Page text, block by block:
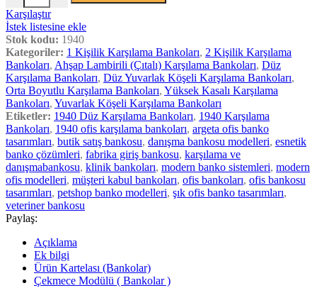
Karşılaştır
İstek listesine ekle
Stok kodu: 1940
Kategoriler: 1 Kişilik Karşılama Bankoları, 2 Kişilik Karşılama
Bankoları, Ahşap Lambirili (Çıtalı) Karşılama Bankoları, Düz
Karşılama Bankoları, Düz Yuvarlak Köşeli Karşılama Bankoları,
Orta Boyutlu Karşılama Bankoları, Yüksek Kasalı Karşılama
Bankoları, Yuvarlak Köşeli Karşılama Bankoları
Etiketler: 1940 Düz Karşılama Bankoları, 1940 Karşılama
Bankoları, 1940 ofis karşılama bankoları, argeta ofis banko
tasarımları, butik satış bankosu, danışma bankosu modelleri, esnetik
banko çözümleri, fabrika giriş bankosu, karşılama ve
danışmabankosu, klinik bankoları, modern banko sistemleri, modern
ofis modelleri, müşteri kabul bankoları, ofis bankoları, ofis bankosu
tasarımları, petshop banko modelleri, şık ofis banko tasarımları,
veteriner bankosu
Paylaş:
Açıklama
Ek bilgi
Ürün Kartelası (Bankolar)
Çekmece Modülü ( Bankolar )